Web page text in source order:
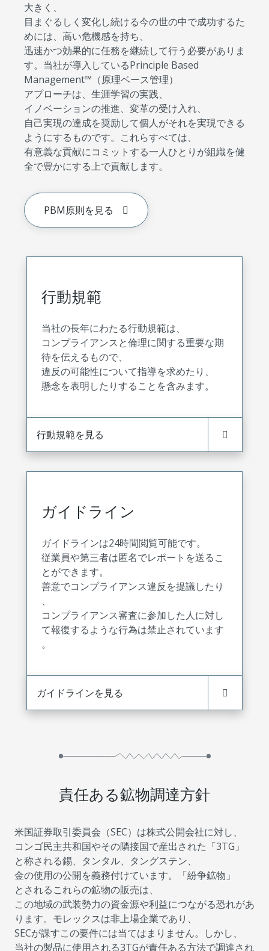
大きく、
目まぐるしく変化し続ける今の世の中で成功するた
めには、高い危機感を持ち、
迅速かつ効果的に任務を継続して行う必要がありま
す。当社が導入しているPrinciple Based
Management™（原理ベース管理）
アプローチは、生涯学習の実践、
イノベーションの推進、変革の受け入れ、
自己実現の達成を奨励して個人がそれを実現できる
ようにするものです。これらすべては、
有意義な貢献にコミットする一人ひとりが組織を健
全で豊かにする上で貢献します。
PBM原則を見る
行動規範
当社の長年にわたる行動規範は、
コンプライアンスと倫理に関する重要な期
待を伝えるもので、
違反の可能性について指導を求めたり、
懸念を表明したりすることを含みます。
行動規範を見る
ガイドライン
ガイドラインは24時間閲覧可能です。
従業員や第三者は匿名でレポートを送るこ
とができます。
善意でコンプライアンス違反を提議したり
、
コンプライアンス審査に参加した人に対し
て報復するような行為は禁止されています
。
ガイドラインを見る
責任ある鉱物調達方針
米国証券取引委員会（SEC）は株式公開会社に対し、
コンゴ民主共和国やその隣接国で産出された「3TG」
と称される錫、タンタル、タングステン、
金の使用の公開を義務付けています。「紛争鉱物」
とされるこれらの鉱物の販売は、
この地域の武装勢力の資金源や利益につながる恐れがあ
ります。モレックスは非上場企業であり、
SECが課すこの要件には当てはまりません。しかし、
当社の製品に使用される3TGが責任ある方法で調達され